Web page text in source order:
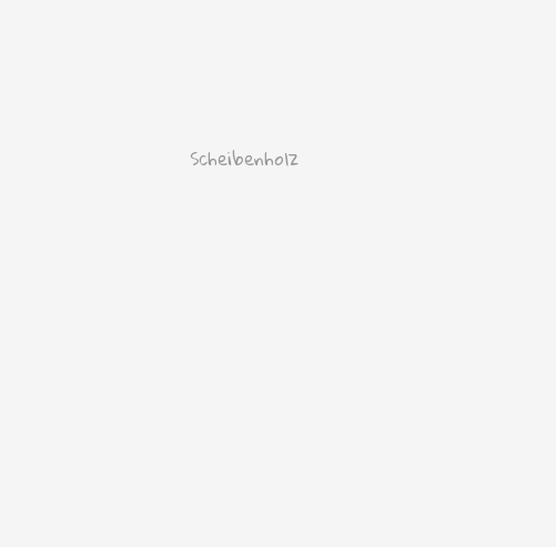
Scheibenholz